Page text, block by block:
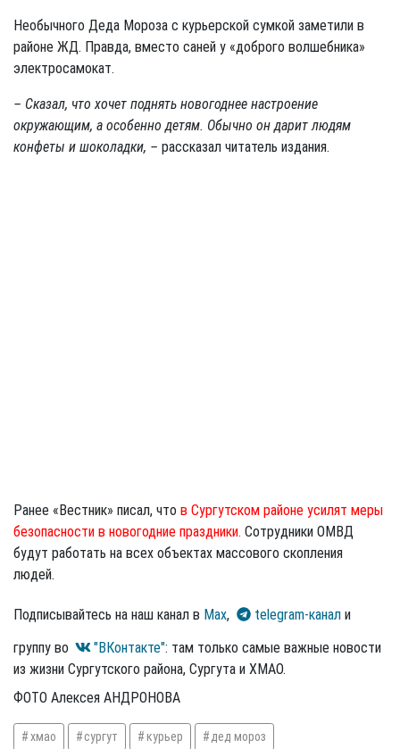
Необычного Деда Мороза с курьерской сумкой заметили в
районе ЖД. Правда, вместо саней у «доброго волшебника»
электросамокат.
– Сказал, что хочет поднять новогоднее настроение
окружающим, а особенно детям. Обычно он дарит людям
конфеты и шоколадки, – рассказал читатель издания.
Ранее «Вестник» писал, что в Сургутском районе усилят меры
безопасности в новогодние праздники. Сотрудники ОМВД
будут работать на всех объектах массового скопления
людей.
Подписывайтесь на наш канал в Max, telegram-канал и
группу во
"ВКонтакте": там только самые важные новости
из жизни Сургутского района, Сургута и ХМАО.
ФОТО Алексея АНДРОНОВА
хмао сургут курьер дед мороз